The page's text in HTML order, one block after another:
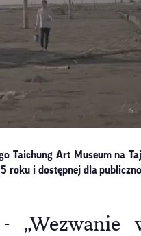
Taichung Art Museum na
roku i dostępnej dla
„Wezwanie